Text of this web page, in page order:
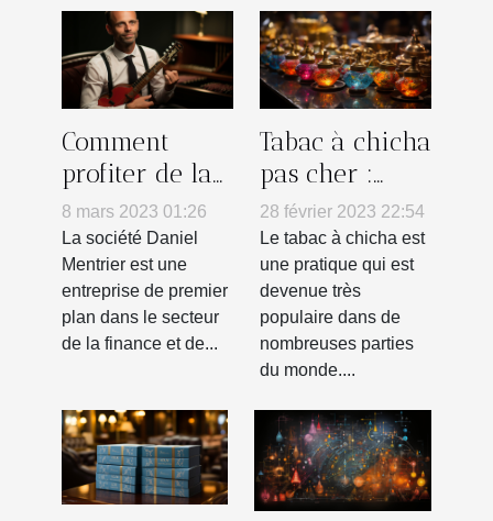
Comment
profiter de la
société DANIEL
MENTRIER ?
8 mars 2023 01:26
La société Daniel
Mentrier est une
entreprise de premier
plan dans le secteur
de la finance et de...
Tabac à chicha
pas cher :
comment
reconnaître
un produit de
qualité ?
28 février 2023 22:54
Le tabac à chicha est
une pratique qui est
devenue très
populaire dans de
nombreuses parties
du monde....